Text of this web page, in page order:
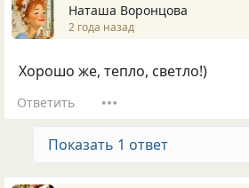
Наташа Воронцова
2 года назад
Хорошо же, тепло, светло!)
Ответить
Показать 1 ответ